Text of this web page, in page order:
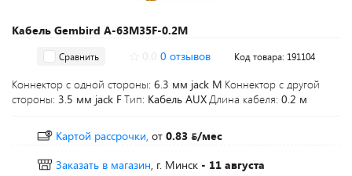
Кабель Gembird A-63M35F-0.2M
Сравнить 0 отзывов Код товара: 191104
Коннектор с одной стороны: 6.3 мм jack M Коннектор с другой
стороны: 3.5 мм jack FТип: Кабель AUXДлина кабеля: 0.2 м
Картой рассрочки, от 0.83
/мес
Заказать в магазин, г. Минск - 11 августа